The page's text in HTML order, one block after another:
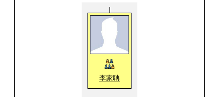
李家聃